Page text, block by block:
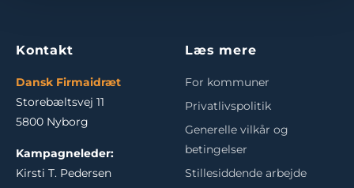
Kontakt
Dansk Firmaidræt
Storebæltsvej 11
5800 Nyborg
Kampagneleder:
Kirsti T. Pedersen
Læs mere
For kommuner
Privatlivspolitik
Generelle vilkår og
betingelser
Stillesiddende arbejde